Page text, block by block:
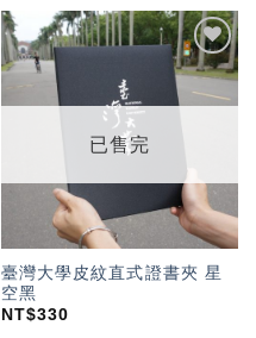
加入
望輕
已售完
臺灣大學皮紋直式證書夾 星
空黑
NT$330